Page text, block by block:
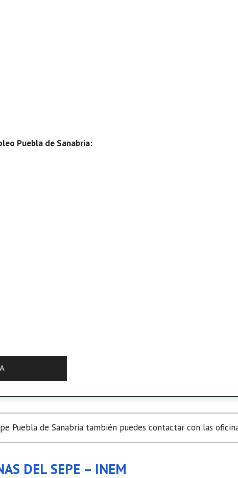
Puebla de Sanabria:
Puebla de Sanabria también puedes contactar con las
DEL SEPE – INEM